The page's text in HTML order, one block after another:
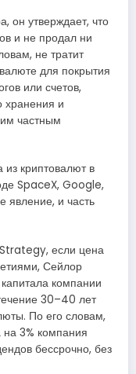
он утверждает, что
и не продал ни
не тратит
для покрытия
или счетов,
хранения и
частным
из криптовалют в
SpaceX, Google,
и часть
Strategy, если цена
Сейлор
компании
30–40 лет
По его словам,
на 3% компания
бессрочно, без